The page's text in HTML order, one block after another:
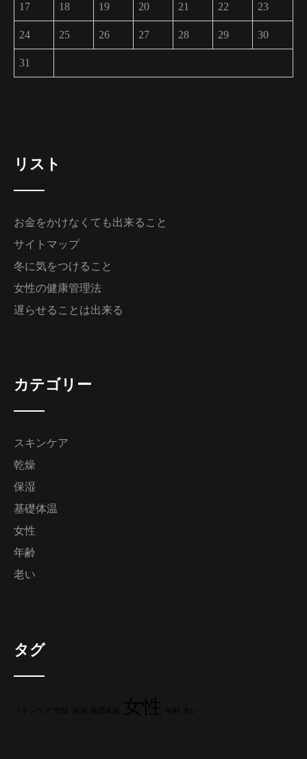
17 18 19 20 21 22 23
24 25 26 27 28 29 30
31
リスト
お金をかけなくても出来ること
サイトマップ
冬に気をつけること
女性の健康管理法
遅らせることは出来る
カテゴリー
スキンケア
乾燥
保湿
基礎体温
女性
年齢
老い
タグ